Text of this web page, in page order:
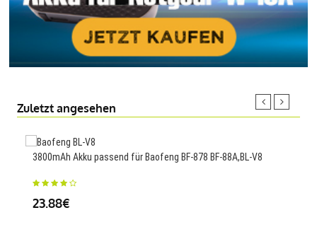
Zuletzt angesehen
3800mAh Akku passend für Baofeng BF-878 BF-88A,BL-V8
23.88€